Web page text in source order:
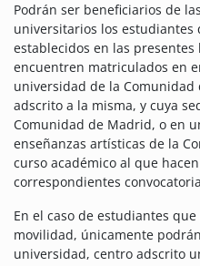
Podrán ser beneficiarios de
universitarios los
establecidos en las presentes
encuentren matriculados en
universidad de la
adscrito a la misma, y cuya
Comunidad de Madrid, o en
enseñanzas artísticas de la
curso académico al que
correspondientes
En el caso de estudiantes
movilidad, únicamente
universidad, centro adscrito